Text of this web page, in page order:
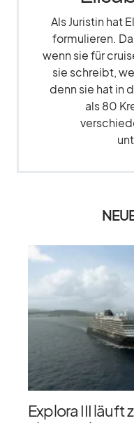
Als Juristin hat
formulieren.
wenn sie für
sie schreibt,
denn sie hat in
als 80
Explora III läuft